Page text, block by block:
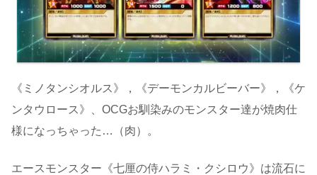
《ミノタンシオルス》，《デーモンカルビーバー》，《ケ
ンタウロース》、OCGお馴染みのモンスター達が焼肉仕
様になっちゃった…（肉）。
エースモンスター《七厘の侍ハラミ・クシロウ》は流石に